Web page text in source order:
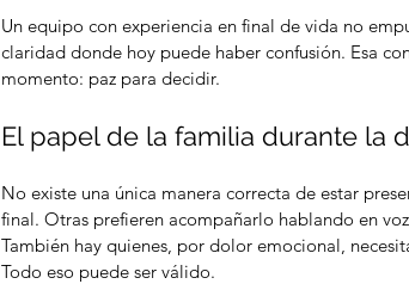
Un equipo con experiencia en final de vida no
claridad donde hoy puede haber confusión. Esa
momento: paz para decidir.
El papel de la familia durante la
No existe una única manera correcta de estar
final. Otras prefieren acompañarlo hablando en
También hay quienes, por dolor emocional,
Todo eso puede ser válido.